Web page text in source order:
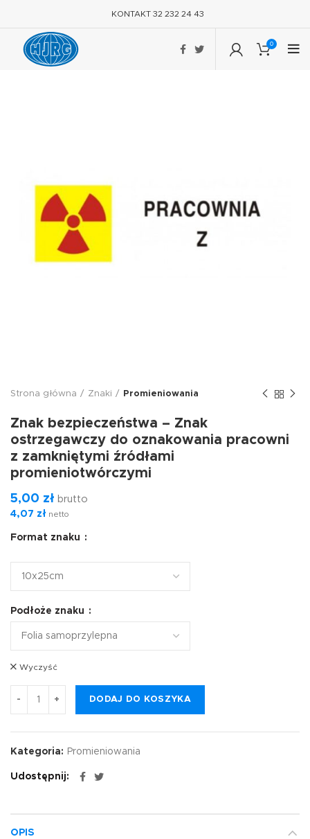
KONTAKT 32 232 24 43
0
Strona główna Znaki Promieniowania
Znak bezpieczeństwa – Znak
ostrzegawczy do oznakowania pracowni
z zamkniętymi źródłami
promieniotwórczymi
5,00 zł brutto
4,07 zł netto
Format znaku
Podłoże znaku
Wyczyść
DODAJ DO KOSZYKA
Kategoria: Promieniowania
Udostępnij
OPIS